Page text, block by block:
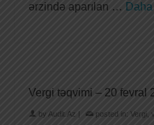
ərzində aparılan …
Vergi təqvimi – 20 fevral
by Audit.Az | posted in: Vergi